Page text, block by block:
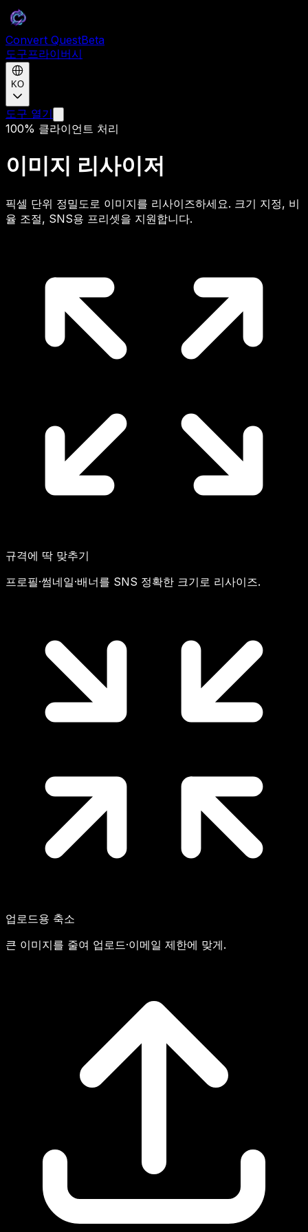
Convert QuestBeta
도구프라이버시
KO
도구 열기
100% 클라이언트 처리
이미지 리사이저
픽셀 단위 정밀도로 이미지를 리사이즈하세요. 크기 지정, 비
율 조절, SNS용 프리셋을 지원합니다.
규격에 딱 맞추기
프로필·썸네일·배너를 SNS 정확한 크기로 리사이즈.
업로드용 축소
큰 이미지를 줄여 업로드·이메일 제한에 맞게.